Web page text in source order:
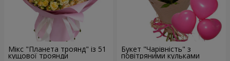
Мікс "Планета троянд" із 51
кущової троянди
Букет "Чарівність" з
повітряними кульками